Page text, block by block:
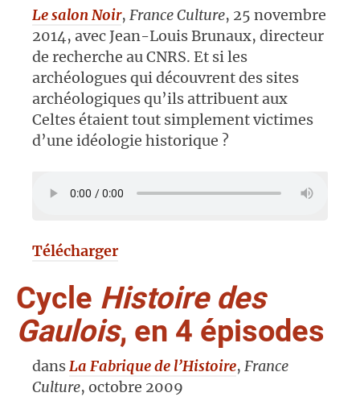
Le salon Noir, France Culture, 25 novembre
2014, avec Jean-Louis Brunaux, directeur
de recherche au CNRS. Et si les
archéologues qui découvrent des sites
archéologiques qu’ils attribuent aux
Celtes étaient tout simplement victimes
d’une idéologie historique ?
Télécharger
Cycle Histoire des
Gaulois, en 4 épisodes
dansLa Fabrique de l’Histoire, France
Culture, octobre 2009